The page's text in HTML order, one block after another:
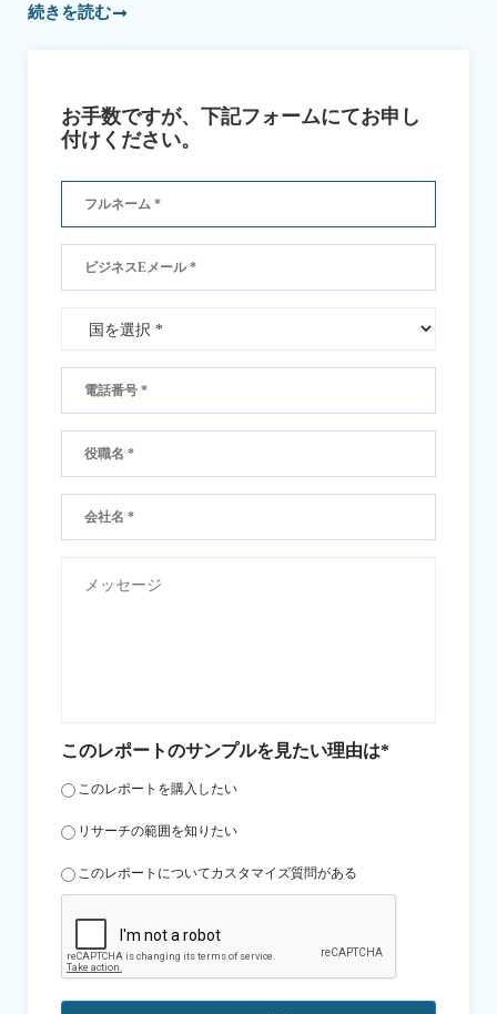
続きを読む
お手数ですが、下記フォームにてお申し
付けください。
このレポートのサンプルを見たい理由は*
このレポートを購入したい
リサーチの範囲を知りたい
このレポートについてカスタマイズ質問がある